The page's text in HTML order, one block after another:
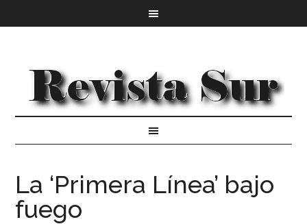
La ‘Primera Línea’ bajo
fuego